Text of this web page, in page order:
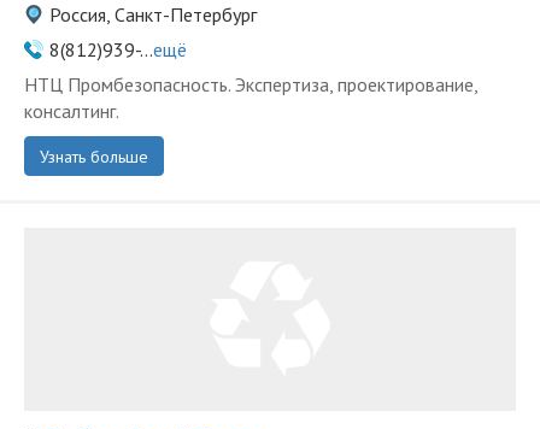
Россия, Санкт-Петербург
8(812)939-...ещё
НТЦ Промбезопасность. Экспертиза, проектирование,
консалтинг.
Узнать больше